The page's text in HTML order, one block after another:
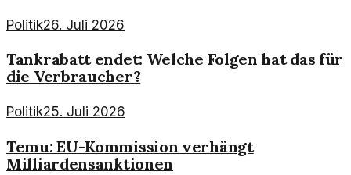
Politik26. Juli 2026
Tankrabatt endet: Welche Folgen hat das für
die Verbraucher?
Politik25. Juli 2026
Temu: EU-Kommission verhängt
Milliardensanktionen